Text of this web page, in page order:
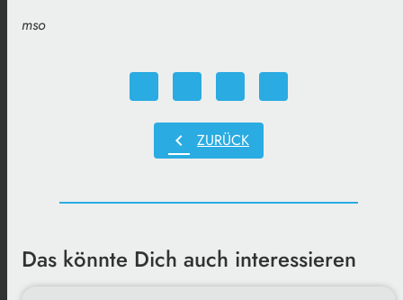
mso
chevron_left ZURÜCK
Das könnte Dich auch interessieren